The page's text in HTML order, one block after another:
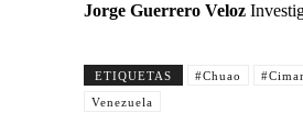
Jorge Guerrero Veloz
ETIQUETAS #Chuao
Venezuela